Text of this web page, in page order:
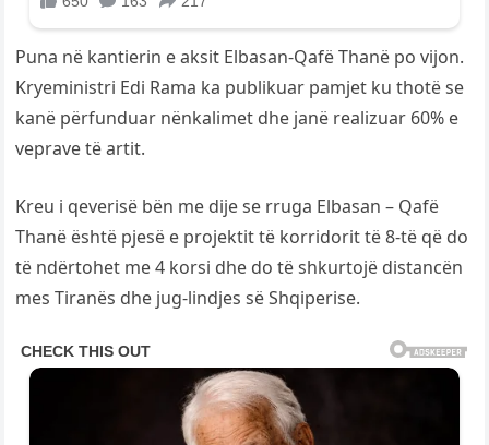
Puna në kantierin e aksit Elbasan-Qafë Thanë po vijon.
Kryeministri Edi Rama ka publikuar pamjet ku thotë se
kanë përfunduar nënkalimet dhe janë realizuar 60% e
veprave të artit.
Kreu i qeverisë bën me dije se rruga Elbasan – Qafë
Thanë është pjesë e projektit të korridorit të 8-të që do
të ndërtohet me 4 korsi dhe do të shkurtojë distancën
mes Tiranës dhe jug-lindjes së Shqiperise.